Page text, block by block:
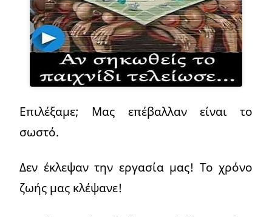
Επιλέξαμε; Μας επέβαλλαν είναι το
σωστό.
Δεν έκλεψαν την εργασία μας! Το χρόνο
ζωής μας κλέψανε!